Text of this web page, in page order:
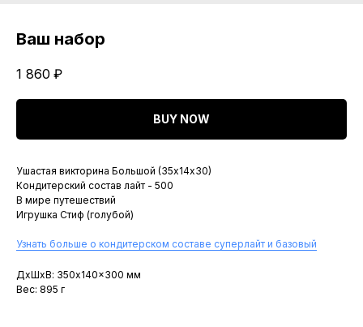
Ваш набор
1 860 ₽
BUY NOW
Ушастая викторина Большой (35х14х30)
Кондитерский состав лайт - 500
В мире путешествий
Игрушка Стиф (голубой)
Узнать больше о кондитерском составе суперлайт и базовый
ДxШxВ: 350x140x300 мм
Вес: 895 г